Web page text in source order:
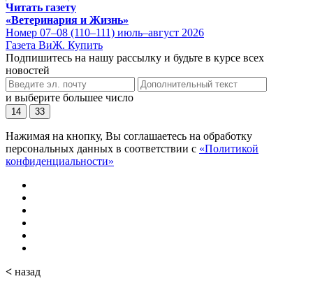
Читать газету
«Ветеринария и Жизнь»
Номер 07–08 (110–111) июль–август 2026
Газета ВиЖ. Купить
Подпишитесь на нашу рассылку и будьте в курсе всех
новостей
и выберите большее число
14 33
Нажимая на кнопку, Вы соглашаетесь на обработку
персональных данных в соответствии с «Политикой
конфиденциальности»
< назад